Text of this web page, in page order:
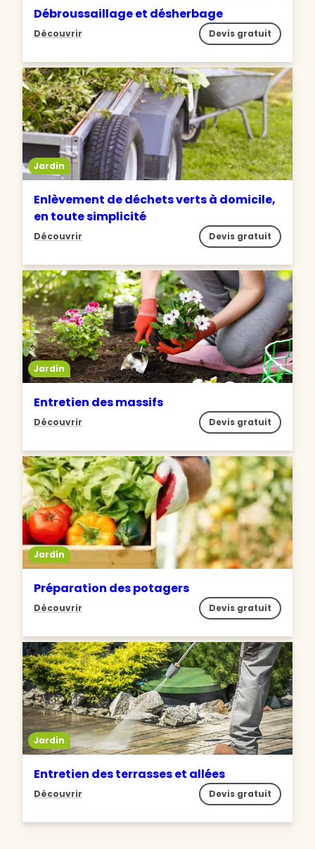
Débroussaillage et désherbage
Découvrir Devis gratuit
Jardin
Enlèvement de déchets verts à domicile,
en toute simplicité
Découvrir Devis gratuit
Jardin
Entretien des massifs
Découvrir Devis gratuit
Jardin
Préparation des potagers
Découvrir Devis gratuit
Jardin
Entretien des terrasses et allées
Découvrir Devis gratuit